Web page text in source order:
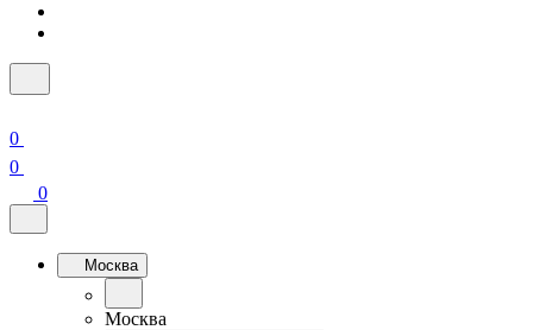
0
0
0
Москва
Москва